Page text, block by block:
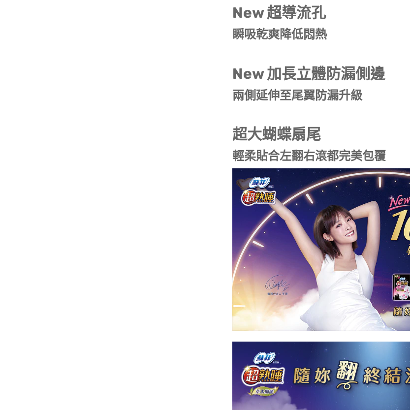
New 超導流孔
瞬吸乾爽降低悶熱
New 加長立體防漏側邊
兩側延伸至尾翼防漏升級
超大蝴蝶扇尾
輕柔貼合左翻右滾都完美包覆